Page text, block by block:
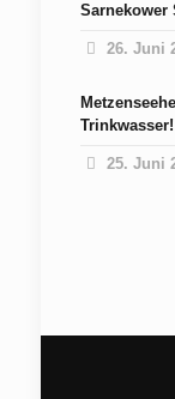
Sarnekower
26. Juni
Trinkwasser!
25. Juni